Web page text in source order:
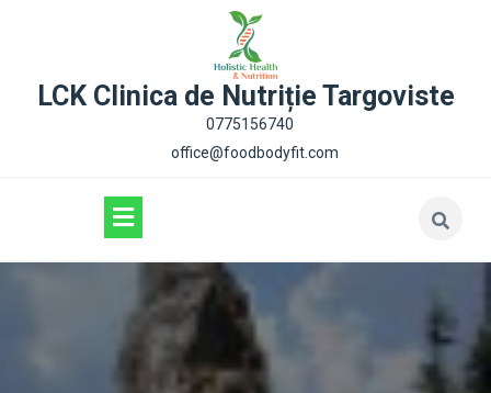
LCK Clinica de Nutriție Targoviste
0775156740
office@foodbodyfit.com